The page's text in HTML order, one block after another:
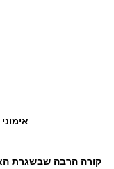
קורה הרבה שבשגרת